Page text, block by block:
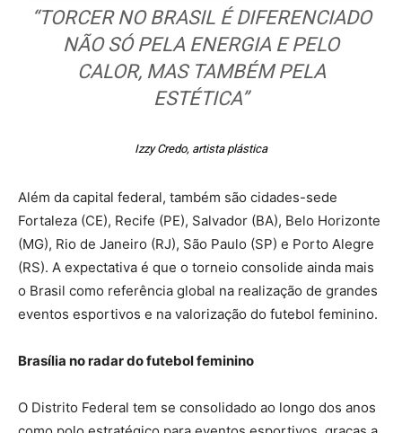
“TORCER NO BRASIL É DIFERENCIADO
NÃO SÓ PELA ENERGIA E PELO
CALOR, MAS TAMBÉM PELA
ESTÉTICA”
Izzy Credo, artista plástica
Além da capital federal, também são cidades-sede
Fortaleza (CE), Recife (PE), Salvador (BA), Belo Horizonte
(MG), Rio de Janeiro (RJ), São Paulo (SP) e Porto Alegre
(RS). A expectativa é que o torneio consolide ainda mais
o Brasil como referência global na realização de grandes
eventos esportivos e na valorização do futebol feminino.
Brasília no radar do futebol feminino
O Distrito Federal tem se consolidado ao longo dos anos